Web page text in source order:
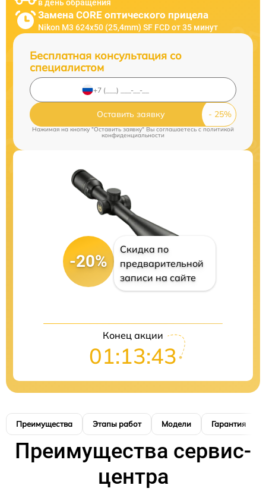
в день обращения
Замена CORE оптического прицела
Nikon M3 624x50 (25,4mm) SF FCD от 35 минут
Бесплатная консультация со
специалистом
Оставить заявку
Нажимая на кнопку "Оставить заявку" Вы соглашаетесь cполитикой
конфиденциальности
-20%
Скидка по
предварительной
записи на сайте
Конец акции
01:13:42
Преимущества Этапы работ Модели Гарантия
Преимущества сервис-
центра